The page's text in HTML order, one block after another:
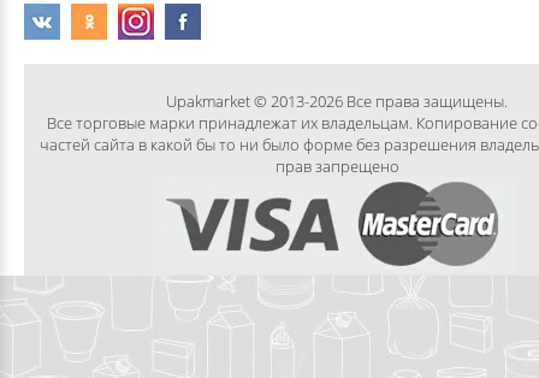
Upakmarket © 2013-2026 Все права защищены.
Все торговые марки принадлежат их владельцам. Копирование
частей сайта в какой бы то ни было форме без разрешения
прав запрещено